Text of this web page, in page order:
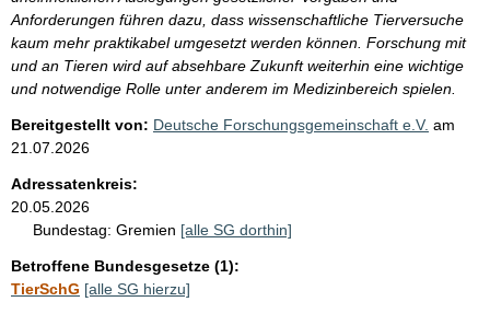
Anforderungen führen dazu, dass wissenschaftliche Tierversuche
kaum mehr praktikabel umgesetzt werden können. Forschung mit
und an Tieren wird auf absehbare Zukunft weiterhin eine wichtige
und notwendige Rolle unter anderem im Medizinbereich spielen.
Bereitgestellt von: Deutsche Forschungsgemeinschaft e.V. am
21.07.2026
Adressatenkreis:
20.05.2026
Bundestag: Gremien [alle SG dorthin]
Betroffene Bundesgesetze (1):
TierSchG [alle SG hierzu]